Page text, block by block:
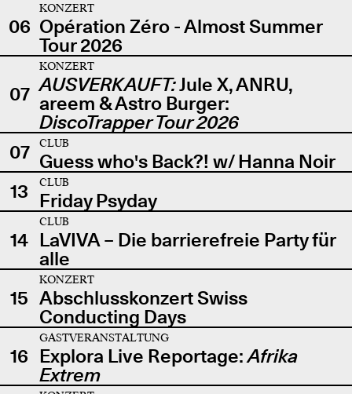
06
KONZERT
Opération Zéro - Almost Summer
Tour 2026
07
KONZERT
AUSVERKAUFT:Jule X, ANRU,
areem & Astro Burger:
DiscoTrapper Tour 2026
07
CLUB
Guess who's Back?! w/ Hanna Noir
13
CLUB
Friday Psyday
14
CLUB
LaVIVA – Die barrierefreie Party für
alle
15
KONZERT
Abschlusskonzert Swiss
Conducting Days
16
GASTVERANSTALTUNG
Explora Live Reportage:Afrika
Extrem